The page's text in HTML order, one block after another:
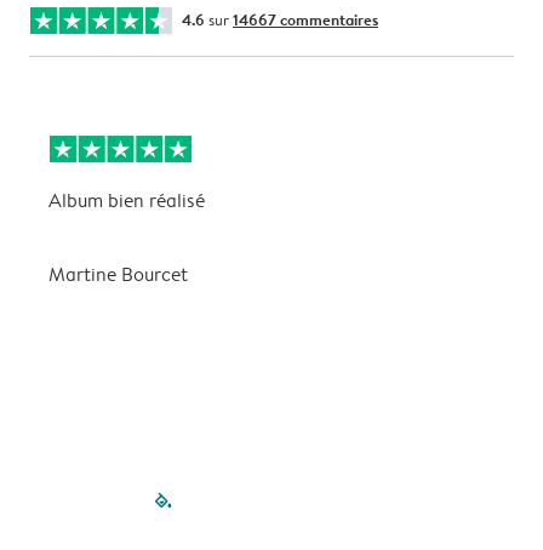
4.6 sur14667 commentaires
Album bien réalisé
Martine Bourcet
filled-pagination